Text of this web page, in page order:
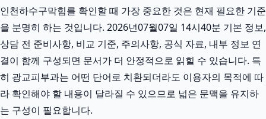
인천하수구막힘를 확인할 때 가장 중요한 것은 현재 필요한 기준
을 분명히 하는 것입니다. 2026년07월07일 14시40분 기본 정보,
상담 전 준비사항, 비교 기준, 주의사항, 공식 자료, 내부 정보 연
결이 함께 구성되면 문서가 더 안정적으로 읽힐 수 있습니다. 특
히 광교피부과는 어떤 단어로 치환되더라도 이용자의 목적에 따
라 확인해야 할 내용이 달라질 수 있으므로 넓은 문맥을 유지하
는 구성이 필요합니다.